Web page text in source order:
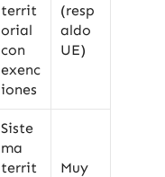
territ
orial
con
exenc
iones
(resp
aldo
UE)
Siste
ma
territ
Muy